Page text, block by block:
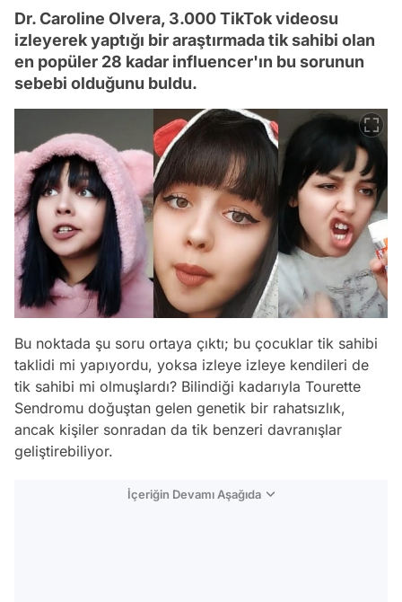
Dr. Caroline Olvera, 3.000 TikTok videosu
izleyerek yaptığı bir araştırmada tik sahibi olan
en popüler 28 kadar influencer'ın bu sorunun
sebebi olduğunu buldu.
Bu noktada şu soru ortaya çıktı; bu çocuklar tik sahibi
taklidi mi yapıyordu, yoksa izleye izleye kendileri de
tik sahibi mi olmuşlardı? Bilindiği kadarıyla Tourette
Sendromu doğuştan gelen genetik bir rahatsızlık,
ancak kişiler sonradan da tik benzeri davranışlar
geliştirebiliyor.
İçeriğin Devamı Aşağıda